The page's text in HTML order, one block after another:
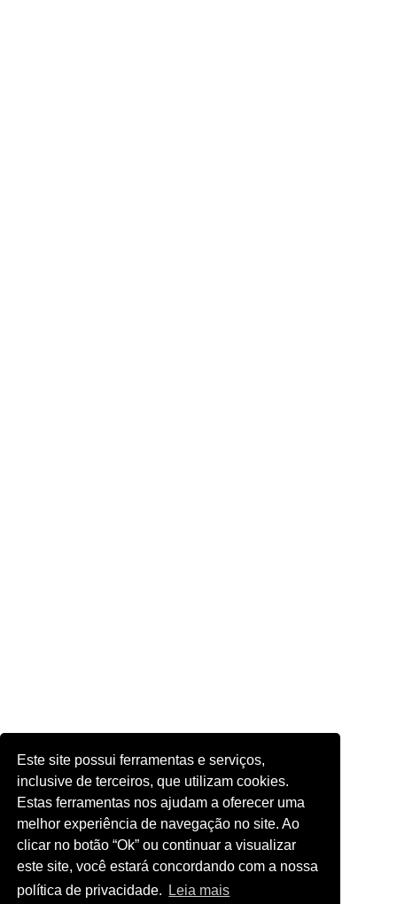
Este site possui ferramentas e serviços,
inclusive de terceiros, que utilizam cookies.
Estas ferramentas nos ajudam a oferecer uma
melhor experiência de navegação no site. Ao
clicar no botão “Ok” ou continuar a visualizar
este site, você estará concordando com a nossa
política de privacidade.
Leia mais